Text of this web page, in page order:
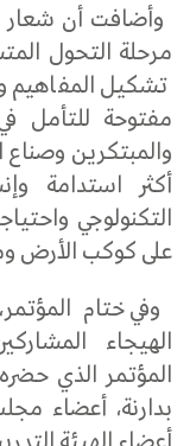
مرحلة التحول
تشكيل المفاهيم
مفتوحة للتأمل
والمبتكرين وصناع
أكثر استدامة
التكنولوجي
على كوكب الأرض
وفي ختام
الهيجاء
المؤتمر الذي
بدارنة، أعضاء